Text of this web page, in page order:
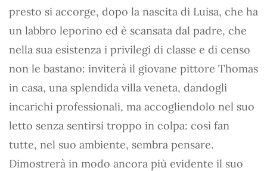
presto si accorge, dopo la nascita di Luisa, che ha
un labbro leporino ed è scansata dal padre, che
nella sua esistenza i privilegi di classe e di censo
non le bastano: inviterà il giovane pittore Thomas
in casa, una splendida villa veneta, dandogli
incarichi professionali, ma accogliendolo nel suo
letto senza sentirsi troppo in colpa: così fan
tutte, nel suo ambiente, sembra pensare.
Dimostrerà in modo ancora più evidente il suo